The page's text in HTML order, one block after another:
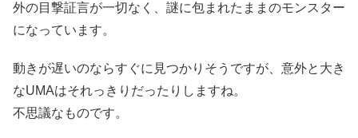
外の目撃証言が一切なく、謎に包まれたままのモンスター
になっています。
動きが遅いのならすぐに見つかりそうですが、意外と大き
なUMAはそれっきりだったりしますね。
不思議なものです。